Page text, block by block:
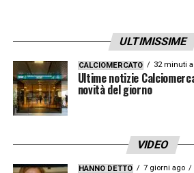
ULTIMISSIME
CALCIOMERCATO 32 minuti
Ultime notizie
novità del giorno
VIDEO
HANNO DETTO 7 giorni ago